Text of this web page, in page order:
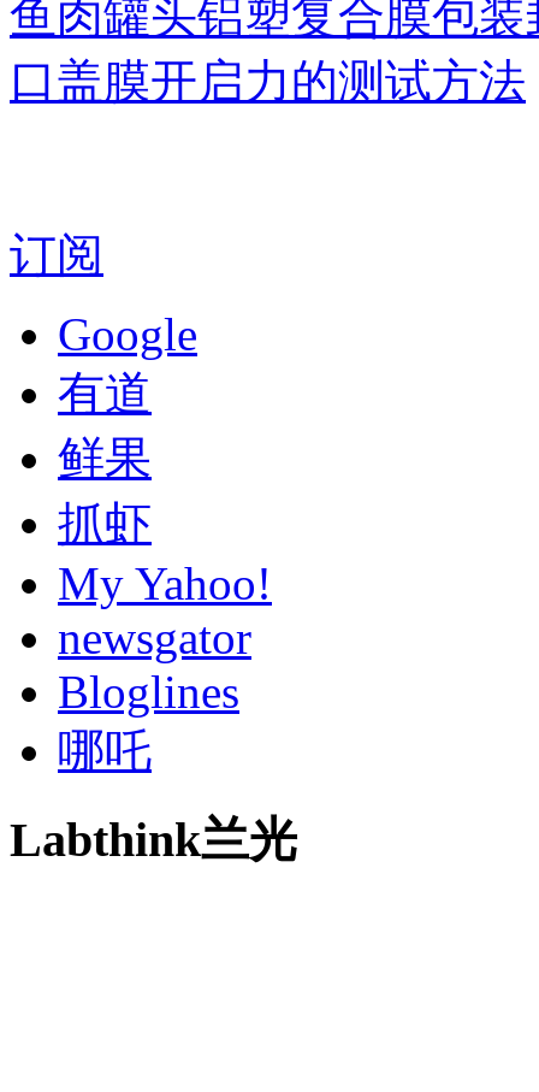
鱼肉罐头铝塑复合膜包
口盖膜开启力的测试方法
订阅
Google
有道
鲜果
抓虾
My Yahoo!
newsgator
Bloglines
哪吒
Labthink兰光